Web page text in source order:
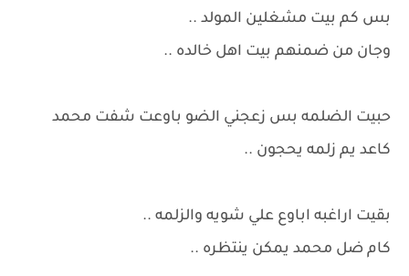
بس كم بيت مشغلين المولد ..
وجان من ضمنهم بيت اهل خالده ..
حبيت الضلمه بس زعجني الضو باوعت شفت محمد
كاعد يم زلمه يحجون ..
بقيت اراغبه اباوع علي شويه والزلمه ..
كام ضل محمد يمكن ينتظره ..